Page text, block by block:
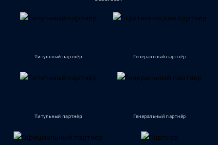
Титульный партнёр Генеральный партнёр
Титульный партнёр Генеральный партнёр